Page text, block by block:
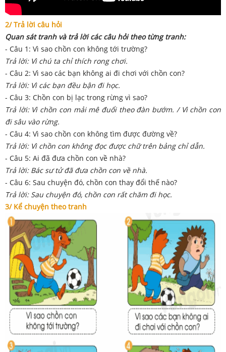
2/ Trả lời câu hỏi
Quan sát tranh và trả lời các câu hỏi theo từng tranh:
- Câu 1: Vì sao chồn con không tới trường?
Trả lời: Vì chú ta chỉ thích rong chơi.
- Câu 2: Vì sao các bạn không ai đi chơi với chồn con?
Trả lời: Vì các bạn đều bận đi học.
- Câu 3: Chồn con bị lạc trong rừng vì sao?
Trả lời: Vì chồn con mải mê đuổi theo đàn bướm. / Vì chồn con
đi sâu vào rừng.
- Câu 4: Vì sao chồn con không tìm được đường về?
Trả lời: Vì chồn con không đọc được chữ trên bảng chỉ dẫn.
- Câu 5: Ai đã đưa chồn con về nhà?
Trả lời: Bác sư tử đã đưa chồn con về nhà.
- Câu 6: Sau chuyện đó, chồn con thay đổi thế nào?
Trả lời: Sau chuyện đó, chồn con rất chăm đi học.
3/ Kể chuyện theo tranh